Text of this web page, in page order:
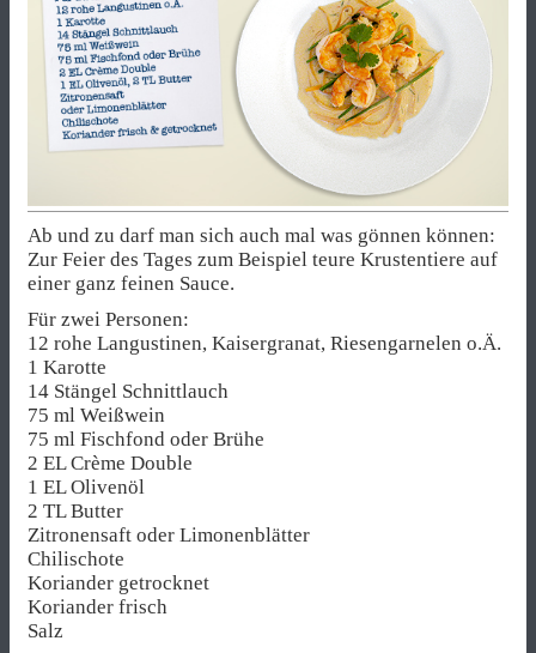
Ab und zu darf man sich auch mal was gönnen können:
Zur Feier des Tages zum Beispiel teure Krustentiere auf
einer ganz feinen Sauce.
Für zwei Personen:
12 rohe Langustinen, Kaisergranat, Riesengarnelen o.Ä.
1 Karotte
14 Stängel Schnittlauch
75 ml Weißwein
75 ml Fischfond oder Brühe
2 EL Crème Double
1 EL Olivenöl
2 TL Butter
Zitronensaft oder Limonenblätter
Chilischote
Koriander getrocknet
Koriander frisch
Salz